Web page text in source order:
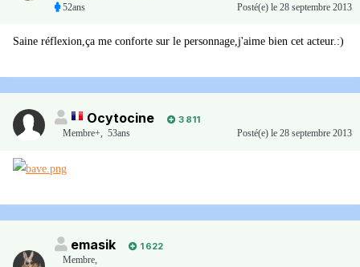
52ans
Posté(e) le 28 septembre 2013
Saine réflexion,ça me conforte sur le personnage,j'aime bien cet acteur.:)
Ocytocine
3 811
Membre+, 53ans Posté(e) le 28 septembre 2013
emasik
1 622
Membre,